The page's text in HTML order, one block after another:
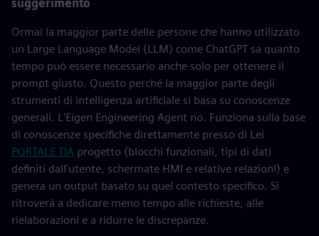
suggerimento
Ormai la maggior parte delle persone che hanno utilizzato
un Large Language Model (LLM) come ChatGPT sa quanto
tempo può essere necessario anche solo per ottenere il
prompt giusto. Questo perché la maggior parte degli
strumenti di intelligenza artificiale si basa su conoscenze
generali. L'Eigen Engineering Agent no. Funziona sulla base
di conoscenze specifiche direttamente presso di Lei
PORTALE TIA progetto (blocchi funzionali, tipi di dati
definiti dall'utente, schermate HMI e relative relazioni) e
genera un output basato su quel contesto specifico. Si
ritroverà a dedicare meno tempo alle richieste, alle
rielaborazioni e a ridurre le discrepanze.